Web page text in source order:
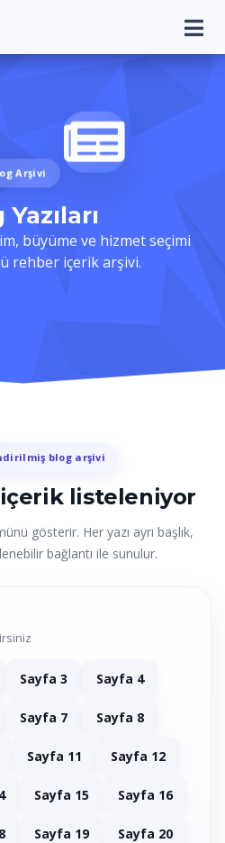
Arşivi
büyüme ve hizmet seçimi
rehber içerik arşivi.
blog arşivi
içerik listeleniyor
gösterir. Her yazı ayrı başlık,
bağlantı ile sunulur.
Sayfa 3 Sayfa 4
Sayfa 7 Sayfa 8
Sayfa 11 Sayfa 12
Sayfa 15 Sayfa 16
Sayfa 19 Sayfa 20